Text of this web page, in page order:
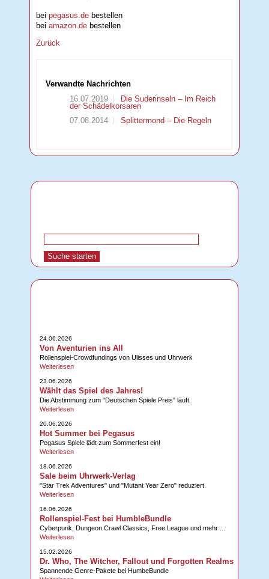
beipegasus.de bestellen
beiamazon.de bestellen
Zurück
Verwandte Nachrichten
16.07.2019
Die Suderinseln – Im Reich
der Schädelkorsaren
07.08.2014
Splittermond – Die Regeln
24.06.2026
Von Aventurien ins All
Rollenspiel-Crowdfundings von Ulisses und Uhrwerk
Weiterlesen
23.06.2026
Wählt das Spiel des Jahres!
Die Abstimmung zum "Deutschen Spiele Preis" läuft.
Weiterlesen
20.06.2026
Hot Summer bei Pegasus
Pegasus Spiele lädt zum Sommerfest ein!
Weiterlesen
18.06.2026
Sale beim Uhrwerk-Verlag
"Star Trek Adventures" und "Mutant Year Zero" reduziert.
Weiterlesen
16.06.2026
Rollenspiel-Fest bei HumbleBundle
Cyberpunk, Dungeon Crawl Classics, Free League und mehr ...
Weiterlesen
15.02.2026
Dr. Who, The Witcher, Fallout und Forgotten Realms
Spannende Genre-Pakete bei HumbeBundle